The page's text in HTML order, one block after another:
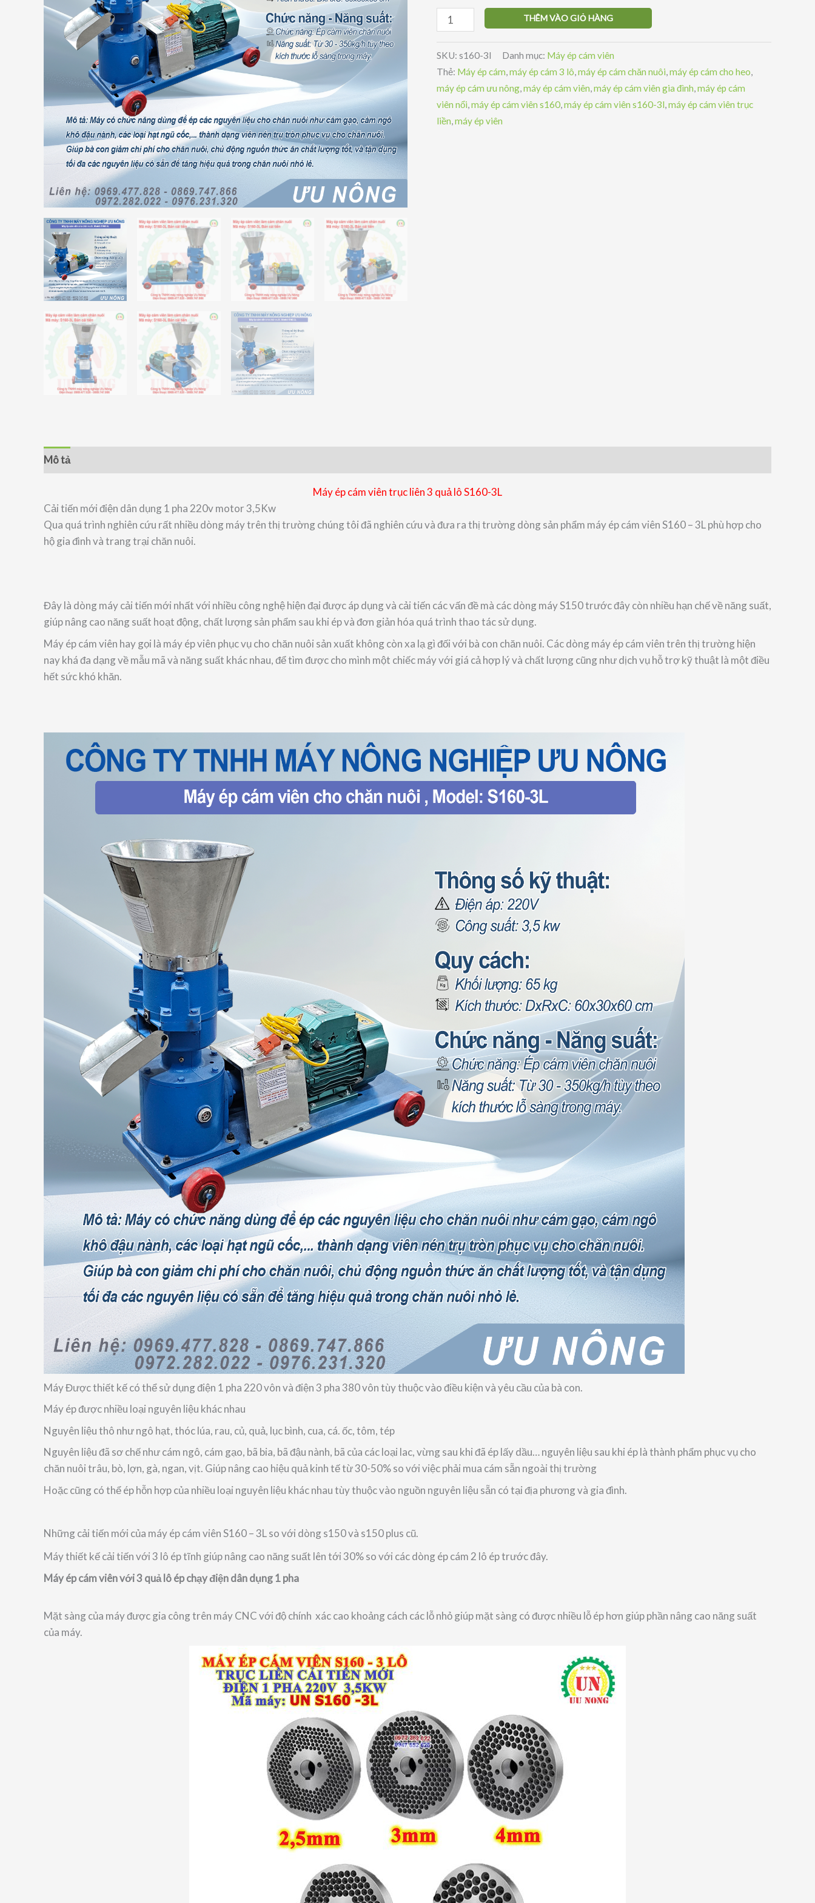
Máy
ép
liên
THÊM VÀO GIỎ HÀNG
SKU: s160-3l Danh mục: Máy ép cám viên
Thẻ: Máy ép cám,máy ép cám 3 lô,máy ép cám chăn nuôi,máy ép cám cho heo,
máy ép cám ưu nông,máy ép cám viên,máy ép cám viên gia đình,máy ép cám
viên nổi,máy ép cám viên s160,máy ép cám viên s160-3l,máy ép cám viên trục
liền,máy ép viên
Mô tả
Máy ép cám viên trục liên 3 quả lô S160-3L
Cải tiến mới điện dân dụng 1 pha 220v motor 3,5Kw
Qua quá trình nghiên cứu rất nhiều dòng máy trên thị trường chúng tôi đã nghiên cứu và đưa ra thị trường dòng sản phẩm máy ép cám viên S160 – 3L phù hợp cho
hộ gia đình và trang trại chăn nuôi.
Đây là dòng máy cải tiến mới nhất với nhiều công nghệ hiện đại được áp dụng và cải tiến các vấn đề mà các dòng máy S150 trước đây còn nhiều hạn chế về năng suất,
giúp nâng cao năng suất hoạt động, chất lượng sản phẩm sau khi ép và đơn giản hóa quá trình thao tác sử dụng.
Máy ép cám viên hay gọi là máy ép viên phục vụ cho chăn nuôi sản xuất không còn xa lạ gì đối với bà con chăn nuôi. Các dòng máy ép cám viên trên thị trường hiện
nay khá đa dạng về mẫu mã và năng suất khác nhau, để tìm được cho mình một chiếc máy với giá cả hợp lý và chất lượng cũng như dịch vụ hỗ trợ kỹ thuật là một điều
hết sức khó khăn.
Máy Được thiết kế có thể sử dụng điện 1 pha 220 vôn và điện 3 pha 380 vôn tùy thuộc vào điều kiện và yêu cầu của bà con.
Máy ép được nhiều loại nguyên liệu khác nhau
Nguyên liệu thô như ngô hạt, thóc lúa, rau, củ, quả, lục bình, cua, cá. ốc, tôm, tép
Nguyên liệu đã sơ chế như cám ngô, cám gạo, bã bia, bã đậu nành, bã của các loại lac, vừng sau khi đã ép lấy dầu… nguyên liệu sau khi ép là thành phẩm phục vụ cho
chăn nuôi trâu, bò, lợn, gà, ngan, vịt. Giúp nâng cao hiệu quả kinh tế từ 30-50% so với việc phải mua cám sẵn ngoài thị trường
Hoặc cũng có thể ép hỗn hợp của nhiều loại nguyên liệu khác nhau tùy thuộc vào nguồn nguyên liệu sẵn có tại địa phương và gia đình.
Những cải tiến mới của máy ép cám viên S160 – 3L so với dòng s150 và s150 plus cũ.
Máy thiết kế cải tiến với 3 lô ép tĩnh giúp nâng cao năng suất lên tới 30% so với các dòng ép cám 2 lô ép trước đây.
Máy ép cám viên với 3 quả lô ép chạy điện dân dụng 1 pha
Mặt sàng của máy được gia công trên máy CNC với độ chính xác cao khoảng cách các lỗ nhỏ giúp mặt sàng có được nhiều lỗ ép hơn giúp phần nâng cao năng suất
của máy.